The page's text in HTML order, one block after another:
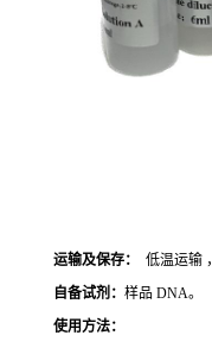
运输及保存：
低温运输
自备试剂： 样品 DNA。
使用方法：